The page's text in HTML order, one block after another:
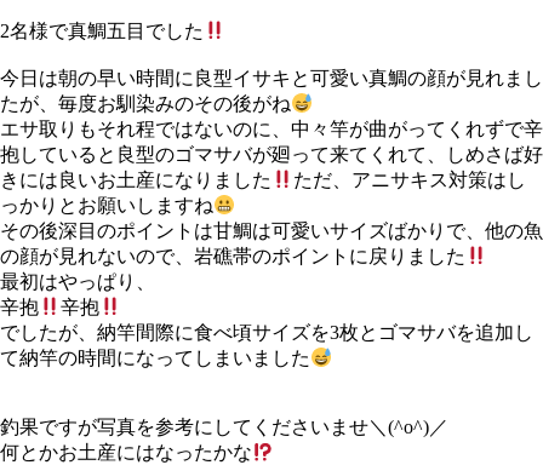
2名様で真鯛五目でした
今日は朝の早い時間に良型イサキと可愛い真鯛の顔が見れまし
たが、毎度お馴染みのその後がね
エサ取りもそれ程ではないのに、中々竿が曲がってくれずで辛
抱していると良型のゴマサバが廻って来てくれて、しめさば好
きには良いお土産になりました
ただ、アニサキス対策はし
っかりとお願いしますね
その後深目のポイントは甘鯛は可愛いサイズばかりで、他の魚
の顔が見れないので、岩礁帯のポイントに戻りました
最初はやっぱり、
辛抱
辛抱
でしたが、納竿間際に食べ頃サイズを3枚とゴマサバを追加し
て納竿の時間になってしまいました
釣果ですが写真を参考にしてくださいませ＼(^o^)／
何とかお土産にはなったかな